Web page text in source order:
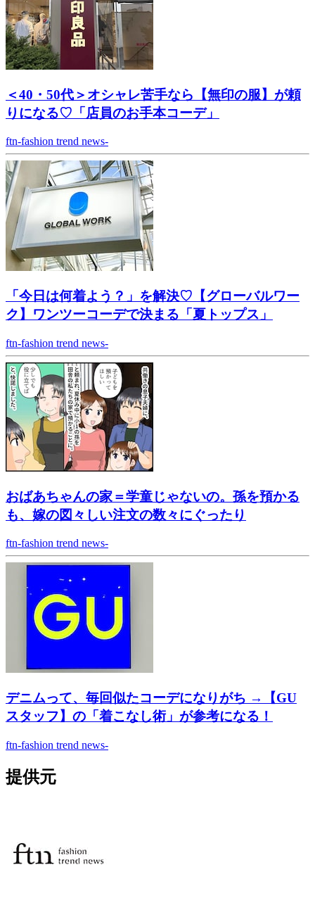
＜40・50代＞オシャレ苦手なら【無印の服】が頼
りになる♡「店員のお手本コーデ」
ftn-fashion trend news-
「今日は何着よう？」を解決♡【グローバルワー
ク】ワンツーコーデで決まる「夏トップス」
ftn-fashion trend news-
おばあちゃんの家＝学童じゃないの。孫を預かる
も、嫁の図々しい注文の数々にぐったり
ftn-fashion trend news-
デニムって、毎回似たコーデになりがち →【GU
スタッフ】の「着こなし術」が参考になる！
ftn-fashion trend news-
提供元